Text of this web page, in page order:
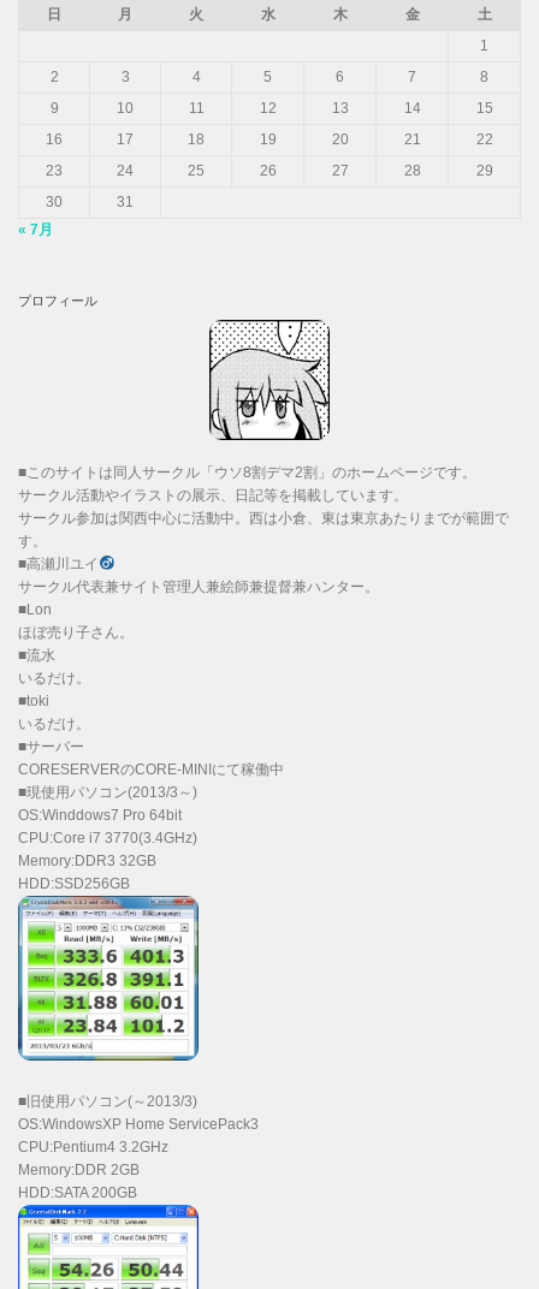
日
月 火 水 木 金
土
1
2
3 4 5 6 7
8
9
10 11 12 13 14
15
16
17 18 19 20 21
22
23
24 25 26 27 28
29
30
31
« 7月
プロフィール
■このサイトは同人サークル「ウソ8割デマ2割」のホームページです。
サークル活動やイラストの展示、日記等を掲載しています。
サークル参加は関西中心に活動中。西は小倉、東は東京あたりまでが範囲で
す。
■高瀬川ユイ
サークル代表兼サイト管理人兼絵師兼提督兼ハンター。
■Lon
ほぼ売り子さん。
■流水
いるだけ。
■toki
いるだけ。
■サーバー
CORESERVERのCORE-MINIにて稼働中
■現使用パソコン(2013/3～)
OS:Winddows7 Pro 64bit
CPU:Core i7 3770(3.4GHz)
Memory:DDR3 32GB
HDD:SSD256GB
■旧使用パソコン(～2013/3)
OS:WindowsXP Home ServicePack3
CPU:Pentium4 3.2GHz
Memory:DDR 2GB
HDD:SATA 200GB